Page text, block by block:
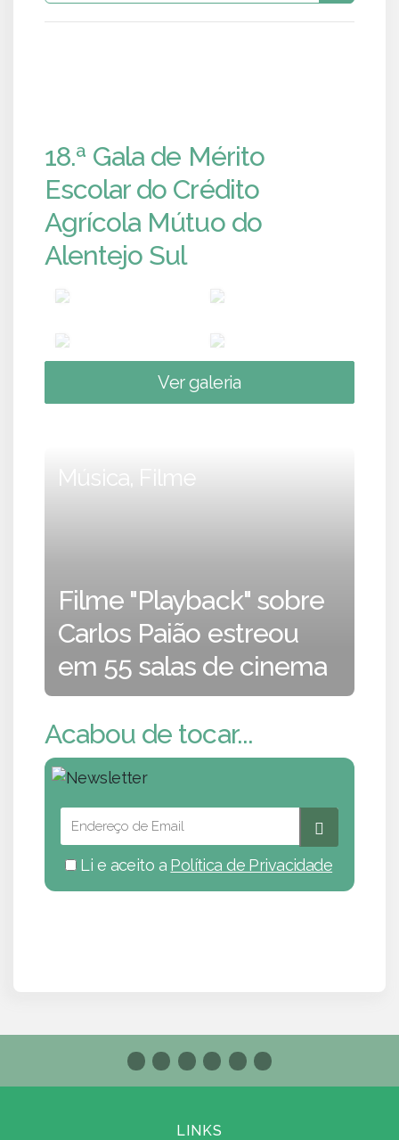
18.ª Gala de Mérito
Escolar do Crédito
Agrícola Mútuo do
Alentejo Sul
Ver galeria
Música, Filme
Filme "Playback" sobre
Carlos Paião estreou
em 55 salas de cinema
Acabou de tocar...
Li e aceito a Política de Privacidade
LINKS